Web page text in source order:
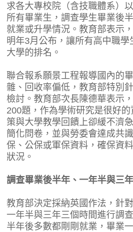
求各大專校院（含技職體系）
所有畢業生，調查學生畢業後
就業或升學情況。教育部表示
明年3月公布，讓所有高中職
大學的排名。
聯合報系願景工程報導國內的
雜、回收率偏低，教育部特別
檢討。教育部次長陳德華表示
200題，作為學術研究是很好
策與大學教學回饋上卻緩不濟
簡化問卷，並與勞委會達成共
保、公保或軍保資料，確保資
狀況。
調查畢業後半年、一年半與三年
教育部決定採納英國作法，針
一年半與三年三個時間進行調
半年後多數都剛剛就業，畢業